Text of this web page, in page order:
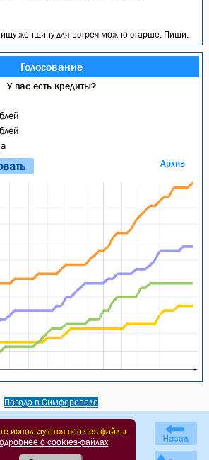
женщину для встреч можно старше. Пиши.
Голосование
У вас есть кредиты?
Архив
Погода в Симферополе
сайта
обработки ПД
используются cookies-файлы.
о cookies-файлах